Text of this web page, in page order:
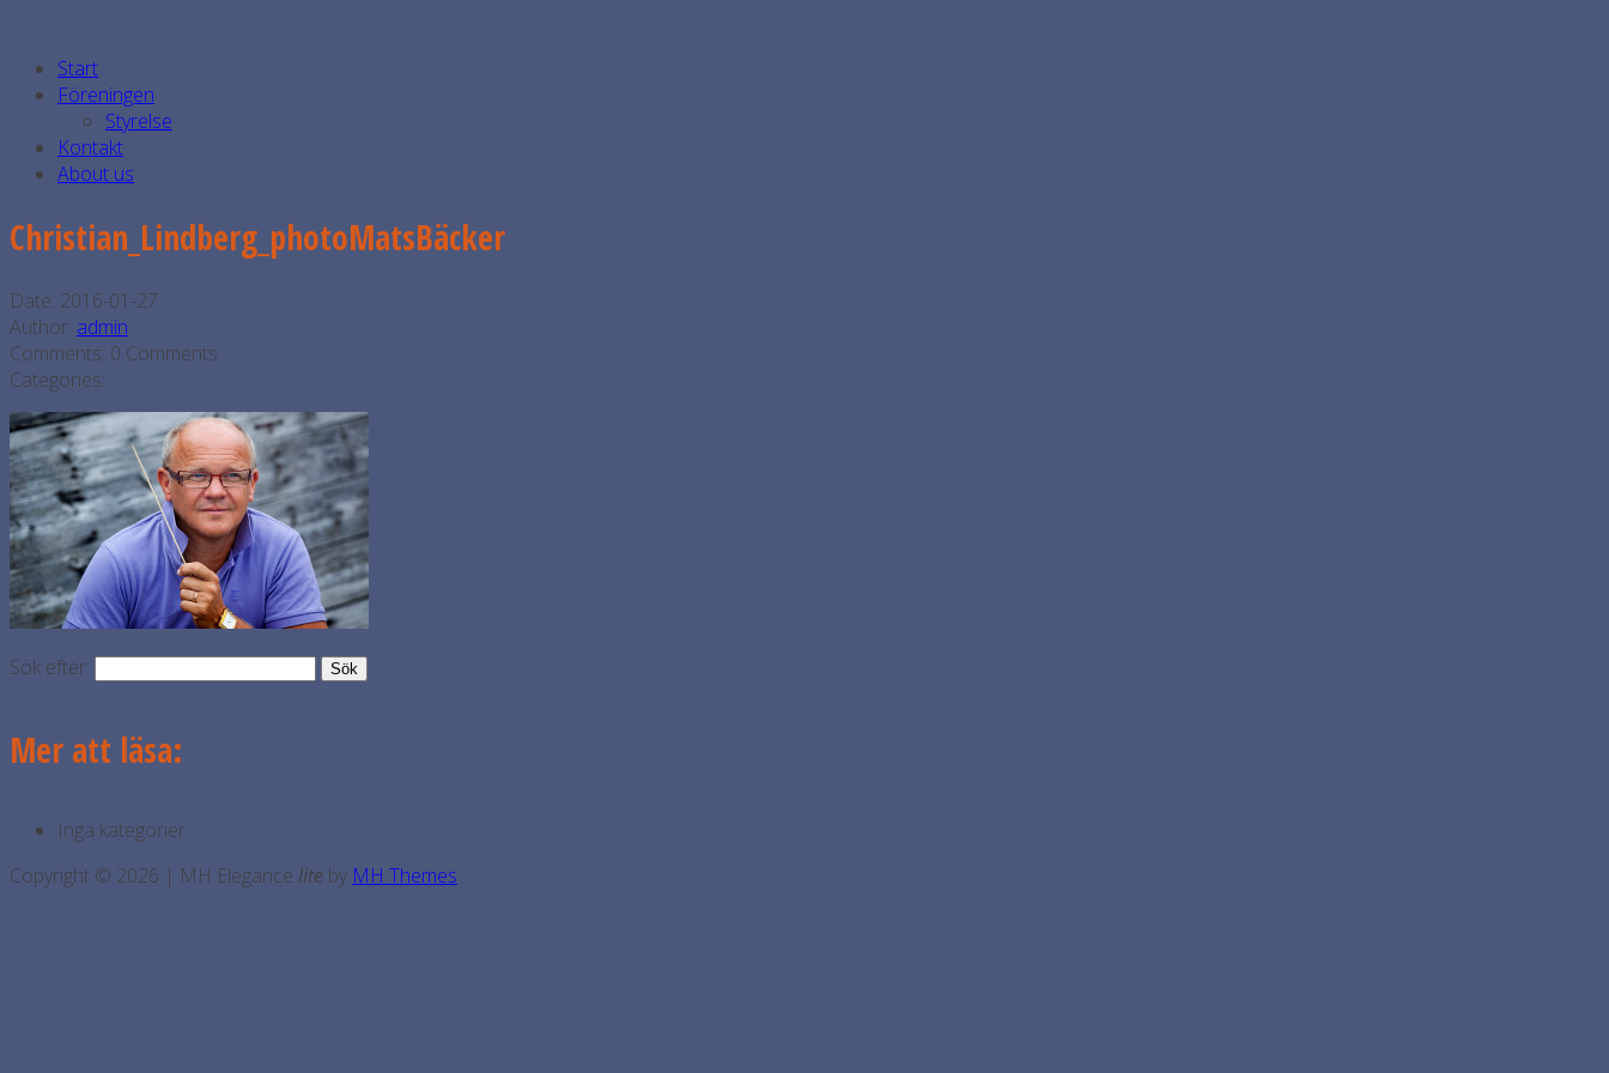
Start
Föreningen
Styrelse
Kontakt
About us
Christian_Lindberg_photoMatsBäcker
Date: 2016-01-27
Author: admin
Comments: 0 Comments
Categories:
Sök efter:
Mer att läsa:
Inga kategorier
Copyright © 2026 | MH Elegance lite by MH Themes